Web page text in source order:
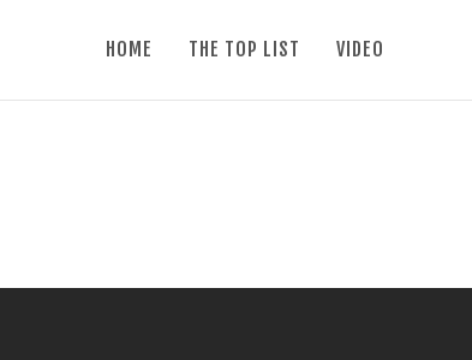
HOME THE TOP LIST VIDEO